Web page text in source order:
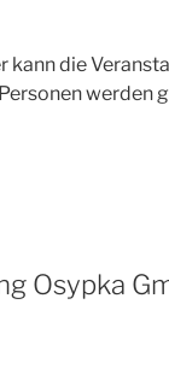
kann die
werden
Osypka